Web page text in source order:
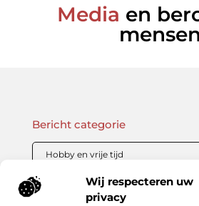
Wij respecteren uw
privacy
Media en
mensen
Onze informatie
Bericht categorie